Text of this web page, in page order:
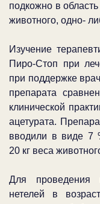
подкожно в
животного, одно-
Изучение
Пиро-Стоп при
при поддержке
препарата
клинической
ацетурата.
вводили в виде 7
20 кг веса
Для проведения
нетелей в